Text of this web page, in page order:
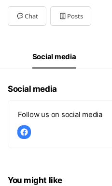
Chat Posts
Social media
Social media
Follow us on social media
You might like